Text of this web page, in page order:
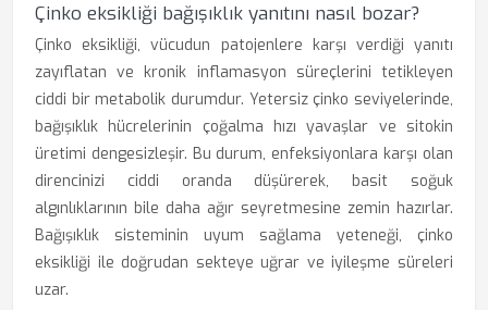
Çinko eksikliği bağışıklık yanıtını nasıl bozar?
Çinko eksikliği, vücudun patojenlere karşı verdiği yanıtı
zayıflatan ve kronik inflamasyon süreçlerini tetikleyen
ciddi bir metabolik durumdur. Yetersiz çinko seviyelerinde,
bağışıklık hücrelerinin çoğalma hızı yavaşlar ve sitokin
üretimi dengesizleşir. Bu durum, enfeksiyonlara karşı olan
direncinizi ciddi oranda düşürerek, basit soğuk
algınlıklarının bile daha ağır seyretmesine zemin hazırlar.
Bağışıklık sisteminin uyum sağlama yeteneği, çinko
eksikliği ile doğrudan sekteye uğrar ve iyileşme süreleri
uzar.